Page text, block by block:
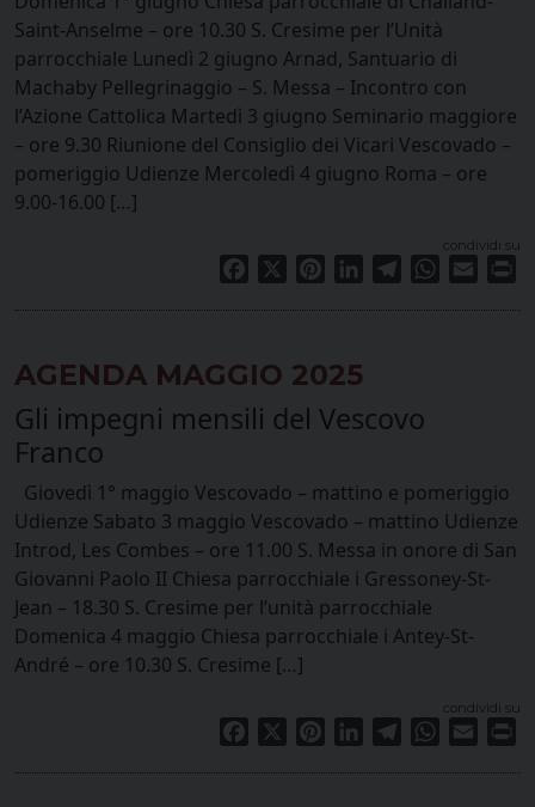
Saint-Anselme – ore 10.30 S. Cresime per l’Unità
parrocchiale Lunedì 2 giugno Arnad, Santuario di
Machaby Pellegrinaggio – S. Messa – Incontro con
l’Azione Cattolica Martedì 3 giugno Seminario maggiore
– ore 9.30 Riunione del Consiglio dei Vicari Vescovado –
pomeriggio Udienze Mercoledì 4 giugno Roma – ore
9.00-16.00 […]
condividi su
Facebook PinterestLinkedInTelegramWhatsApp
Email
AGENDA MAGGIO 2025
Gli impegni mensili del Vescovo
Franco
Giovedì 1° maggio Vescovado – mattino e pomeriggio
Udienze Sabato 3 maggio Vescovado – mattino Udienze
Introd, Les Combes – ore 11.00 S. Messa in onore di San
Giovanni Paolo II Chiesa parrocchiale i Gressoney-St-
Jean – 18.30 S. Cresime per l’unità parrocchiale
Domenica 4 maggio Chiesa parrocchiale i Antey-St-
André – ore 10.30 S. Cresime […]
condividi su
Facebook PinterestLinkedInTelegramWhatsApp
Email